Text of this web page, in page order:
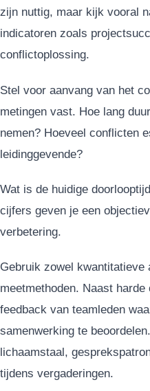
zijn nuttig, maar kijk vooral
indicatoren zoals
conflictoplossing.
Stel voor aanvang van het
metingen vast. Hoe lang
nemen? Hoeveel conflicten
leidinggevende?
Wat is de huidige
cijfers geven je een
verbetering.
Gebruik zowel kwantitatieve
meetmethoden. Naast
feedback van teamleden
samenwerking te
lichaamstaal,
tijdens vergaderingen.